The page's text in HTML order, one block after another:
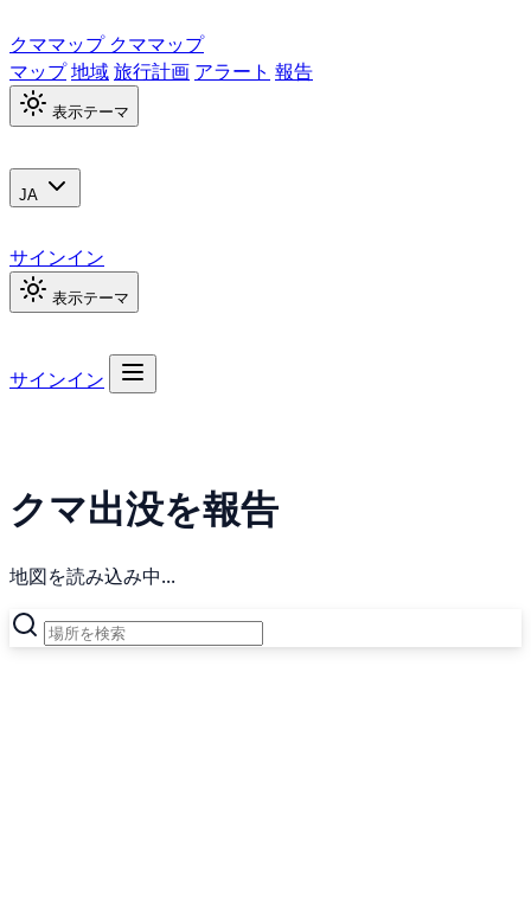
クママップ クママップ
マップ地域旅行計画 アラート 報告
表示テーマ
JA
サインイン
表示テーマ
サインイン
クマ出没を報告
地図を読み込み中...